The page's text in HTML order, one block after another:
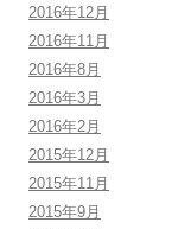
2016年12月
2016年11月
2016年8月
2016年3月
2016年2月
2015年12月
2015年11月
2015年9月